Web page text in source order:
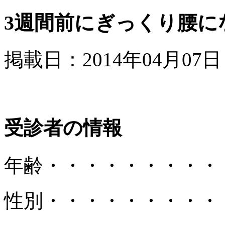
3週間前にぎっくり腰に
掲載日：2014年04月07日
受診者の情報
年齢 ・・・・・・・・・
性別
・・・・・・・・・